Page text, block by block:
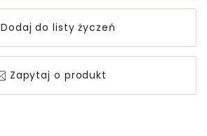
Dodaj do listy życzeń
Zapytaj o produkt